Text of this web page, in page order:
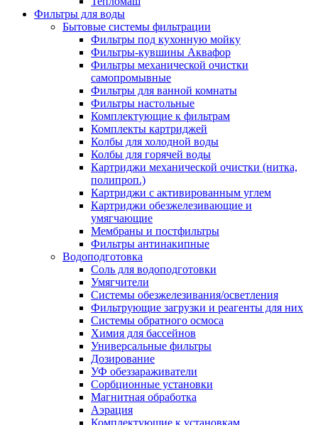
Фильтры для воды
Бытовые системы фильтрации
Фильтры под кухонную мойку
Фильтры-кувшины Аквафор
Фильтры механической очистки
самопромывные
Фильтры для ванной комнаты
Фильтры настольные
Комплектующие к фильтрам
Комплекты картриджей
Колбы для холодной воды
Колбы для горячей воды
Картриджи механической очистки (нитка,
полипроп.)
Картриджи с активированным углем
Картриджи обезжелезивающие и
умягчающие
Мембраны и постфильтры
Фильтры антинакипные
Водоподготовка
Соль для водоподготовки
Умягчители
Системы обезжелезивания/осветления
Фильтрующие загрузки и реагенты для них
Системы обратного осмоса
Химия для бассейнов
Универсальные фильтры
Дозирование
УФ обеззараживатели
Сорбционные установки
Магнитная обработка
Аэрация
Комплектующие к установкам